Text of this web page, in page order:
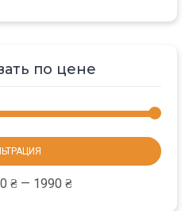
по цене
₴ — 1990 ₴